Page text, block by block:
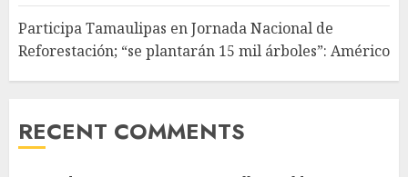
Participa Tamaulipas en Jornada Nacional de
Reforestación; “se plantarán 15 mil árboles”: Américo
RECENT COMMENTS